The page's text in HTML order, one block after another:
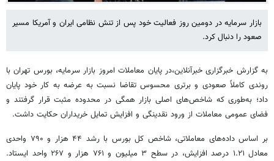
بازار سرمایه در دومین روز فعالیت خود پس از تنش نظامی ایران و آمریکا مسیر
صعود را دنبال کرد.
به گزارش خبرگزاری خبرآنلاین،در پایان معاملات امروز بازار سرمایه، بورس تهران با
روندی کاملاً صعودی و برتری محسوس تقاضا نسبت به عرضه به کار خود پایان
داد؛ به‌طوری که شاخص‌های اصلی بازار همگی در محدوده مثبت قرار گرفتند و
فضای عمومی معاملات از ورود نقدینگی و افزایش تمایل خریداران حکایت داشت.
بر اساس داده‌های معاملاتی، شاخص کل بورس با رشد ۴۴ هزار و ۷۹۰ واحدی
معادل ۱.۲۱ درصد افزایش، در سطح ۳ میلیون و ۷۶۱ هزار و ۲۶۷ واحد ایستاد.